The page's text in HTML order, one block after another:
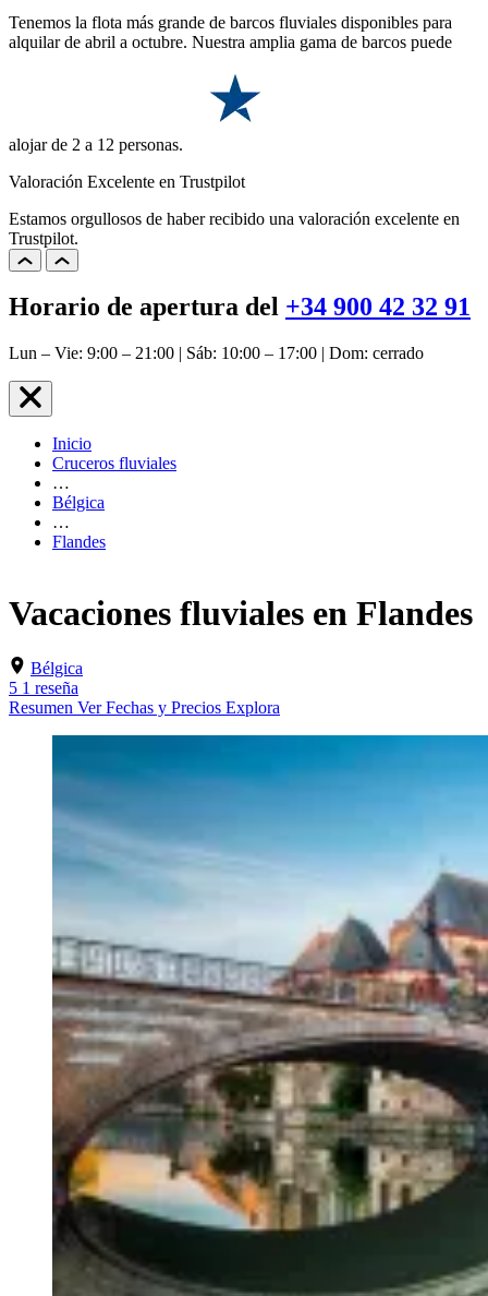
Tenemos la flota más grande de barcos fluviales disponibles para
alquilar de abril a octubre. Nuestra amplia gama de barcos puede
alojar de 2 a 12 personas.
Valoración Excelente en Trustpilot
Estamos orgullosos de haber recibido una valoración excelente en
Trustpilot.
Horario de apertura del +34 900 42 32 91
Lun – Vie: 9:00 – 21:00 | Sáb: 10:00 – 17:00 | Dom: cerrado
Inicio
Cruceros fluviales
…
Bélgica
…
Flandes
Vacaciones fluviales en Flandes
Bélgica
5 1 reseña
Resumen Ver Fechas y Precios Explora